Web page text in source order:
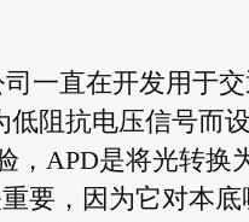
一直在开发用于
阻抗电压信号而
，APD是将光转
要，因为它对本